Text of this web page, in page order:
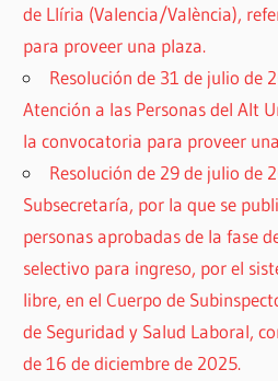
de Llíria (Valencia/València),
para proveer una plaza.
Resolución de 31 de julio de
Atención a las Personas del Alt
la convocatoria para proveer
Resolución de 29 de julio de
Subsecretaría, por la que se
personas aprobadas de la fase
selectivo para ingreso, por el
libre, en el Cuerpo de
de Seguridad y Salud Laboral,
de 16 de diciembre de 2025.